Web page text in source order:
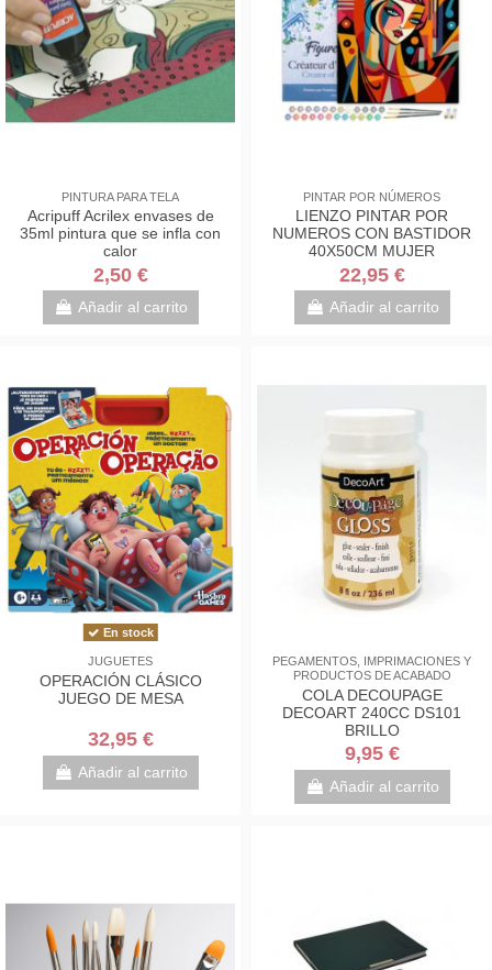
PINTURA PARA TELA
Acripuff Acrilex envases de
35ml pintura que se infla con
calor
2,50 €
Añadir al carrito
PINTAR POR NÚMEROS
LIENZO PINTAR POR
NUMEROS CON BASTIDOR
40X50CM MUJER
ABSTRACTA ESTILO
PICASSO
22,95 €
Añadir al carrito
En stock
JUGUETES
OPERACIÓN CLÁSICO
JUEGO DE MESA
32,95 €
Añadir al carrito
PEGAMENTOS, IMPRIMACIONES Y
PRODUCTOS DE ACABADO
COLA DECOUPAGE
DECOART 240CC DS101
BRILLO
9,95 €
Añadir al carrito